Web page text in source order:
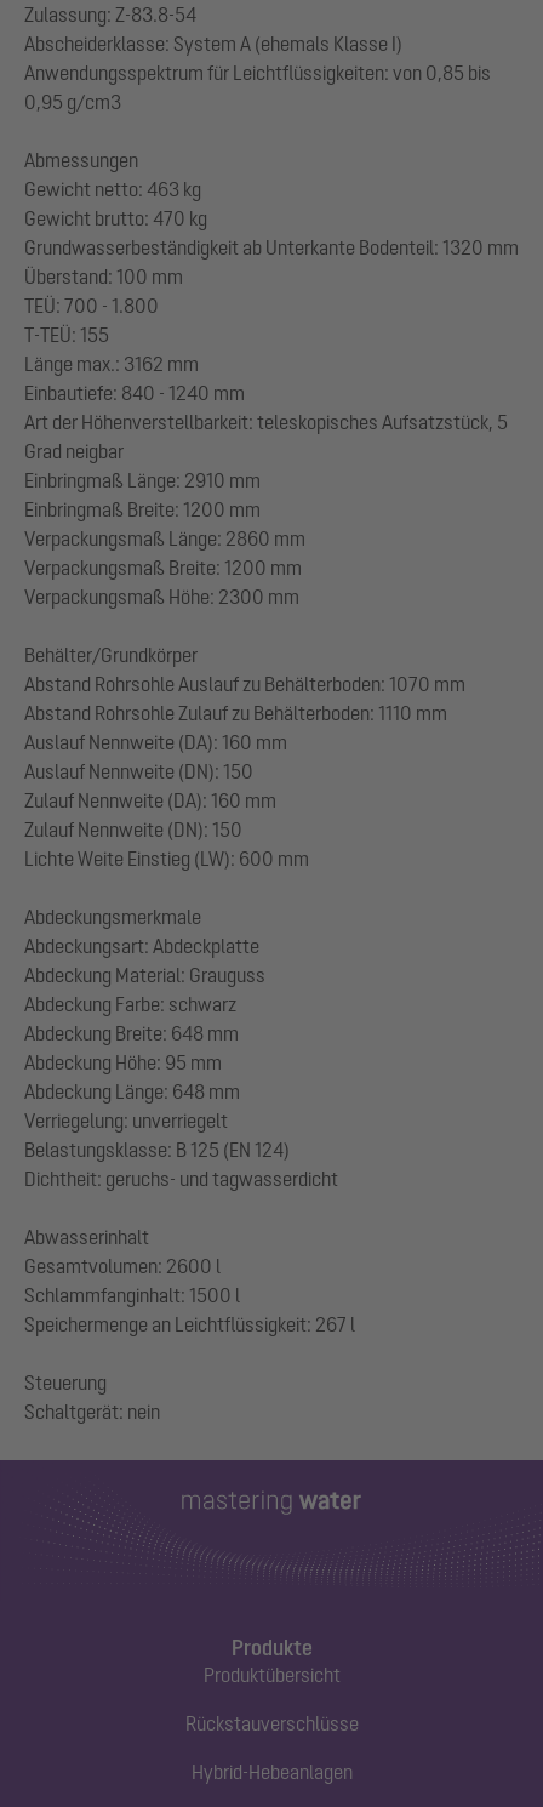
Zulassung: Z-83.8-54
Abscheiderklasse: System A (ehemals Klasse I)
Anwendungsspektrum für Leichtflüssigkeiten: von 0,85 bis
0,95 g/cm3
Abmessungen
Gewicht netto: 463 kg
Gewicht brutto: 470 kg
Grundwasserbeständigkeit ab Unterkante Bodenteil: 1320 mm
Überstand: 100 mm
TEÜ: 700 - 1.800
T-TEÜ: 155
Länge max.: 3162 mm
Einbautiefe: 840 - 1240 mm
Art der Höhenverstellbarkeit: teleskopisches Aufsatzstück, 5
Grad neigbar
Einbringmaß Länge: 2910 mm
Einbringmaß Breite: 1200 mm
Verpackungsmaß Länge: 2860 mm
Verpackungsmaß Breite: 1200 mm
Verpackungsmaß Höhe: 2300 mm
Behälter/Grundkörper
Abstand Rohrsohle Auslauf zu Behälterboden: 1070 mm
Abstand Rohrsohle Zulauf zu Behälterboden: 1110 mm
Auslauf Nennweite (DA): 160 mm
Auslauf Nennweite (DN): 150
Zulauf Nennweite (DA): 160 mm
Zulauf Nennweite (DN): 150
Lichte Weite Einstieg (LW): 600 mm
Abdeckungsmerkmale
Abdeckungsart: Abdeckplatte
Abdeckung Material: Grauguss
Abdeckung Farbe: schwarz
Abdeckung Breite: 648 mm
Abdeckung Höhe: 95 mm
Abdeckung Länge: 648 mm
Verriegelung: unverriegelt
Belastungsklasse: B 125 (EN 124)
Dichtheit: geruchs- und tagwasserdicht
Abwasserinhalt
Gesamtvolumen: 2600 l
Schlammfanginhalt: 1500 l
Speichermenge an Leichtflüssigkeit: 267 l
Steuerung
Produkte
Produktübersicht
Rückstauverschlüsse
Hybrid-Hebeanlagen